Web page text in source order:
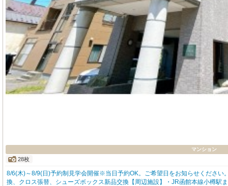
マンション
28枚
8/6(木)～8/9(日)予約制見学会開催※当日予約OK。ご希望日をお知らせくださ
換、クロス張替、シューズボックス新品交換【周辺施設】・JR函館本線小樽